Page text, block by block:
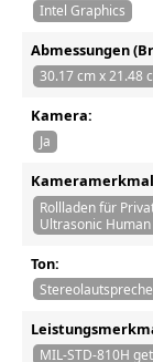
Intel Graphics
Abmessungen
30.17 cm x 21.48
Kamera:
Ja
Rollladen für
Ultrasonic
Ton:
MIL-STD-810H